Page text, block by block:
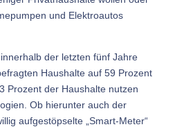
und Elektroautos
der letzten fünf Jahre
Haushalte auf 59 Prozent
Prozent der Haushalte nutzen
Ob hierunter auch der
aufgestöpselte „Smart-Meter“